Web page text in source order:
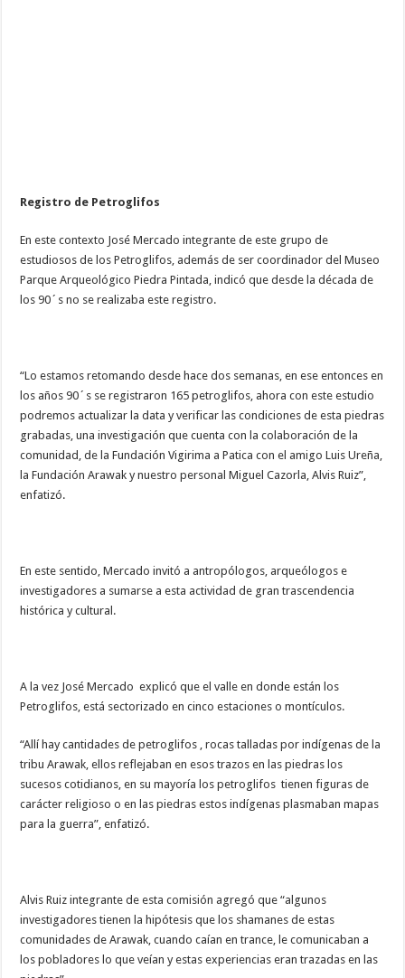
Registro de Petroglifos
En este contexto José Mercado integrante de este grupo de
estudiosos de los Petroglifos, además de ser coordinador del Museo
Parque Arqueológico Piedra Pintada, indicó que desde la década de
los 90´s no se realizaba este registro.
“Lo estamos retomando desde hace dos semanas, en ese entonces en
los años 90´s se registraron 165 petroglifos, ahora con este estudio
podremos actualizar la data y verificar las condiciones de esta piedras
grabadas, una investigación que cuenta con la colaboración de la
comunidad, de la Fundación Vigirima a Patica con el amigo Luis Ureña,
la Fundación Arawak y nuestro personal Miguel Cazorla, Alvis Ruiz”,
enfatizó.
En este sentido, Mercado invitó a antropólogos, arqueólogos e
investigadores a sumarse a esta actividad de gran trascendencia
histórica y cultural.
A la vez José Mercado explicó que el valle en donde están los
Petroglifos, está sectorizado en cinco estaciones o montículos.
“Allí hay cantidades de petroglifos , rocas talladas por indígenas de la
tribu Arawak, ellos reflejaban en esos trazos en las piedras los
sucesos cotidianos, en su mayoría los petroglifos tienen figuras de
carácter religioso o en las piedras estos indígenas plasmaban mapas
para la guerra”, enfatizó.
Alvis Ruiz integrante de esta comisión agregó que “algunos
investigadores tienen la hipótesis que los shamanes de estas
comunidades de Arawak, cuando caían en trance, le comunicaban a
los pobladores lo que veían y estas experiencias eran trazadas en las